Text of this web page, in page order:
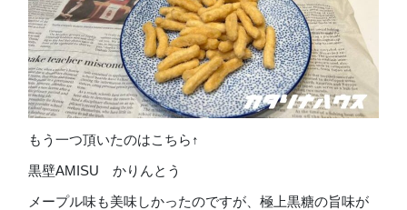
もう一つ頂いたのはこちら↑
黒壁AMISU かりんとう
メープル味も美味しかったのですが、極上黒糖の旨味が